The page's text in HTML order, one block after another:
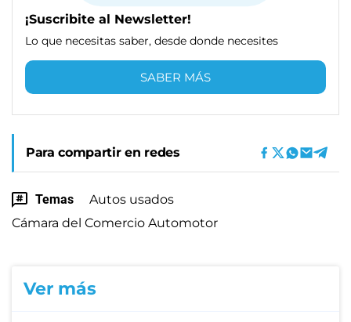
¡Suscribite al Newsletter!
Lo que necesitas saber, desde donde necesites
SABER MÁS
Para compartir en redes
Temas
Autos usados
Cámara del Comercio Automotor
Ver más